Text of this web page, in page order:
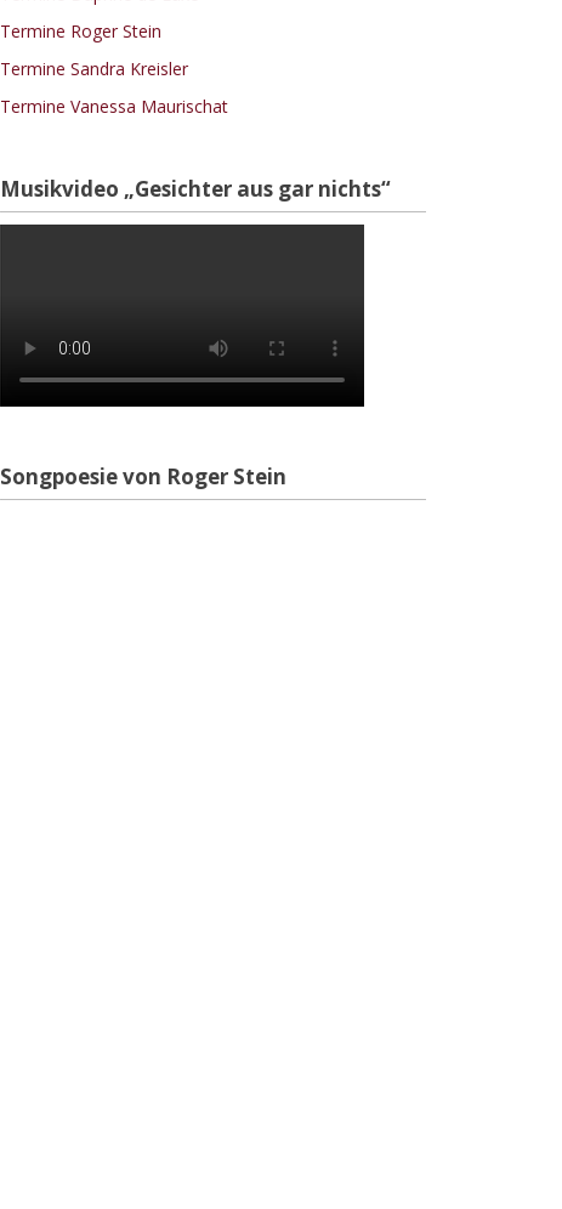
Termine Roger Stein
Termine Sandra Kreisler
Termine Vanessa Maurischat
Musikvideo „Gesichter aus gar nichts“
Songpoesie von Roger Stein